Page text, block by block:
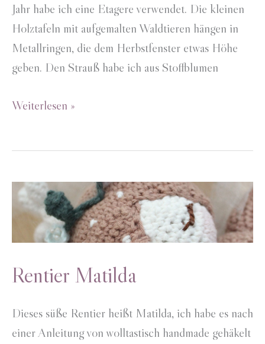
Jahr habe ich eine Etagere verwendet. Die kleinen
Holztafeln mit aufgemalten Waldtieren hängen in
Metallringen, die dem Herbstfenster etwas Höhe
geben. Den Strauß habe ich aus Stoffblumen
Herbstfenster
Weiterlesen »
Rentier Matilda
Dieses süße Rentier heißt Matilda, ich habe es nach
einer Anleitung von wolltastisch handmade gehäkelt